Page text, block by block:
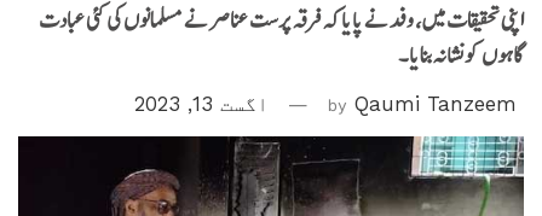
اپنی تحقیقات میں، وفد نے پایا کہ فرقہ پرست عناصر نے مسلمانوں کی کئی عبادت
گاہوں کو نشانہ بنایا۔
by Qaumi Tanzeem اگست 13, 2023